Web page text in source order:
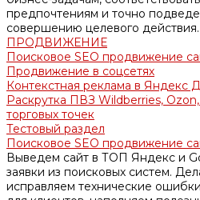
предпочтениям и точно
совершению целевого действия.
ПРОДВИЖЕНИЕ
Поисковое SEO продвижение
Продвижение в соцсетях
Контекстная реклама в Яндекс
Раскрутка ПВЗ Wildberries,
торговых точек
Тестовый раздел
Поисковое SEO продвижение
Выведем сайт в ТОП Яндекс и
заявки из поисковых систем.
исправляем технические